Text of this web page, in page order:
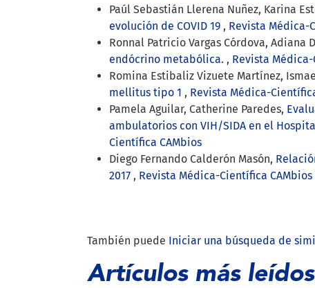
Paúl Sebastián Llerena Nuñez, Karina
evolución de COVID 19 , Revista Médica-
Ronnal Patricio Vargas Córdova, Adiana
endócrino metabólica. , Revista Médica-
Romina Estibaliz Vizuete Martínez,
mellitus tipo 1 , Revista Médica-
Pamela Aguilar, Catherine Paredes,
ambulatorios con VIH/SIDA en el
Científica CAMbios
Diego Fernando Calderón Masón,
2017 , Revista Médica-Científica CAMbios
También puede Iniciar una búsqueda de
Artículos más